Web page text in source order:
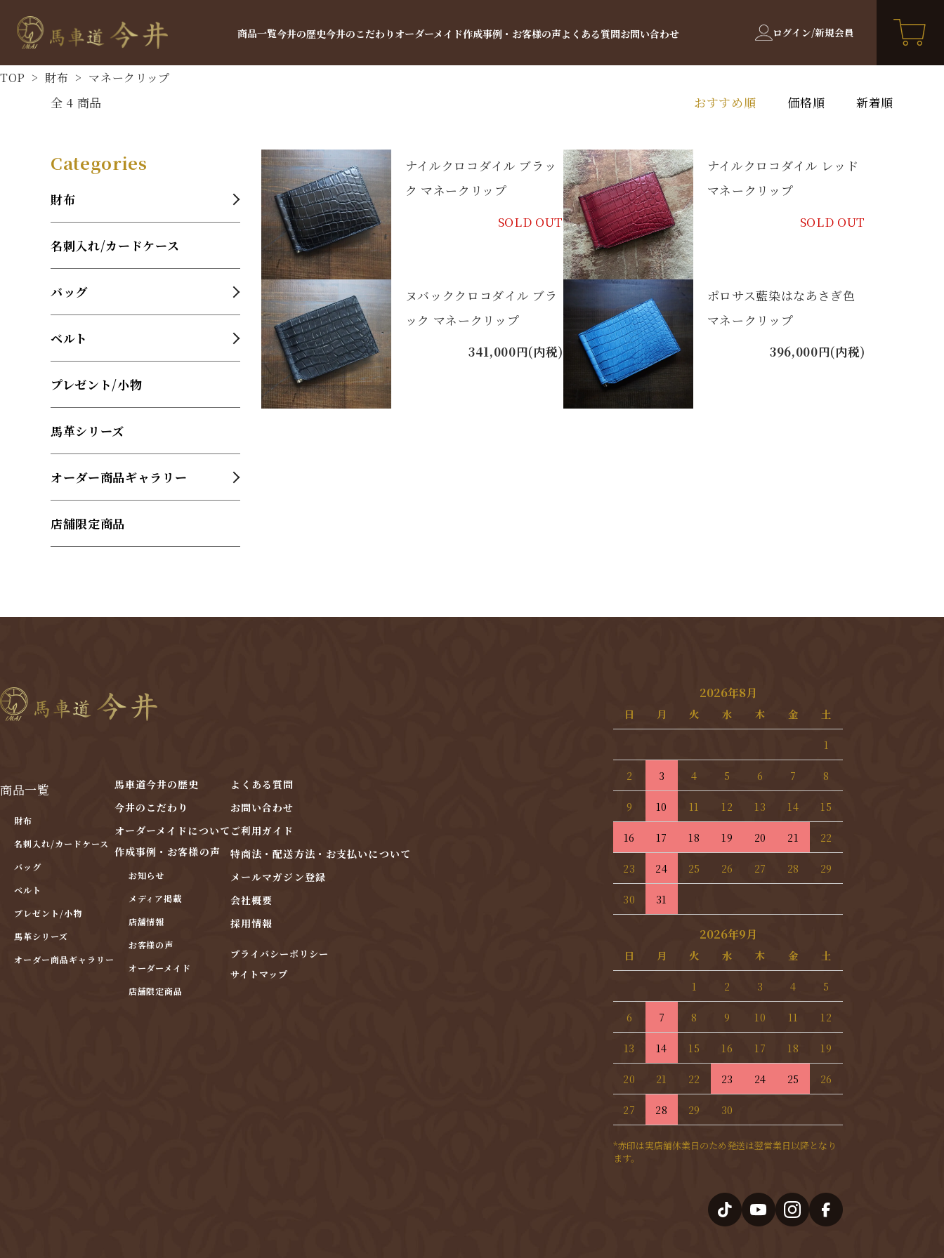
商品一覧今井の歴史今井のこだわり オーダーメイド作成事例・お客様の声よくある質問お問い合わせ ログイン/新規会員
TOP > 財布 > マネークリップ
全 4 商品 おすすめ順 価格順 新着順
Categories
財布
名刺入れ/カードケース
バッグ
ベルト
プレゼント/小物
馬革シリーズ
オーダー商品ギャラリー
店舗限定商品
ナイルクロコダイル ブラッ
ク マネークリップ
SOLD OUT
ナイルクロコダイル レッド
マネークリップ
SOLD OUT
ヌバッククロコダイル ブラ
ック マネークリップ
341,000円(内税)
ポロサス藍染はなあさぎ色
マネークリップ
396,000円(内税)
商品一覧
財布
名刺入れ/カードケース
バッグ
ベルト
プレゼント/小物
馬革シリーズ
オーダー商品ギャラリー
馬車道今井の歴史
今井のこだわり
オーダーメイドについて
作成事例・お客様の声
お知らせ
メディア掲載
店舗情報
お客様の声
オーダーメイド
店舗限定商品
よくある質問
お問い合わせ
ご利用ガイド
特商法・配送方法・お支払いについて
メールマガジン登録
会社概要
採用情報
プライバシーポリシー
サイトマップ
2026年8月
日 月 火 水 木 金 土
1
2 3 4 5 6 7 8
9 10 11 12 13 14 15
16 17 18 19 20 21 22
23 24 25 26 27 28 29
30 31
2026年9月
日 月 火 水 木 金 土
1 2 3 4 5
6 7 8 9 10 11 12
13 14 15 16 17 18 19
20 21 22 23 24 25 26
27 28 29 30
*赤印は実店舗休業日のため発送は翌営業日以降となり
ます。